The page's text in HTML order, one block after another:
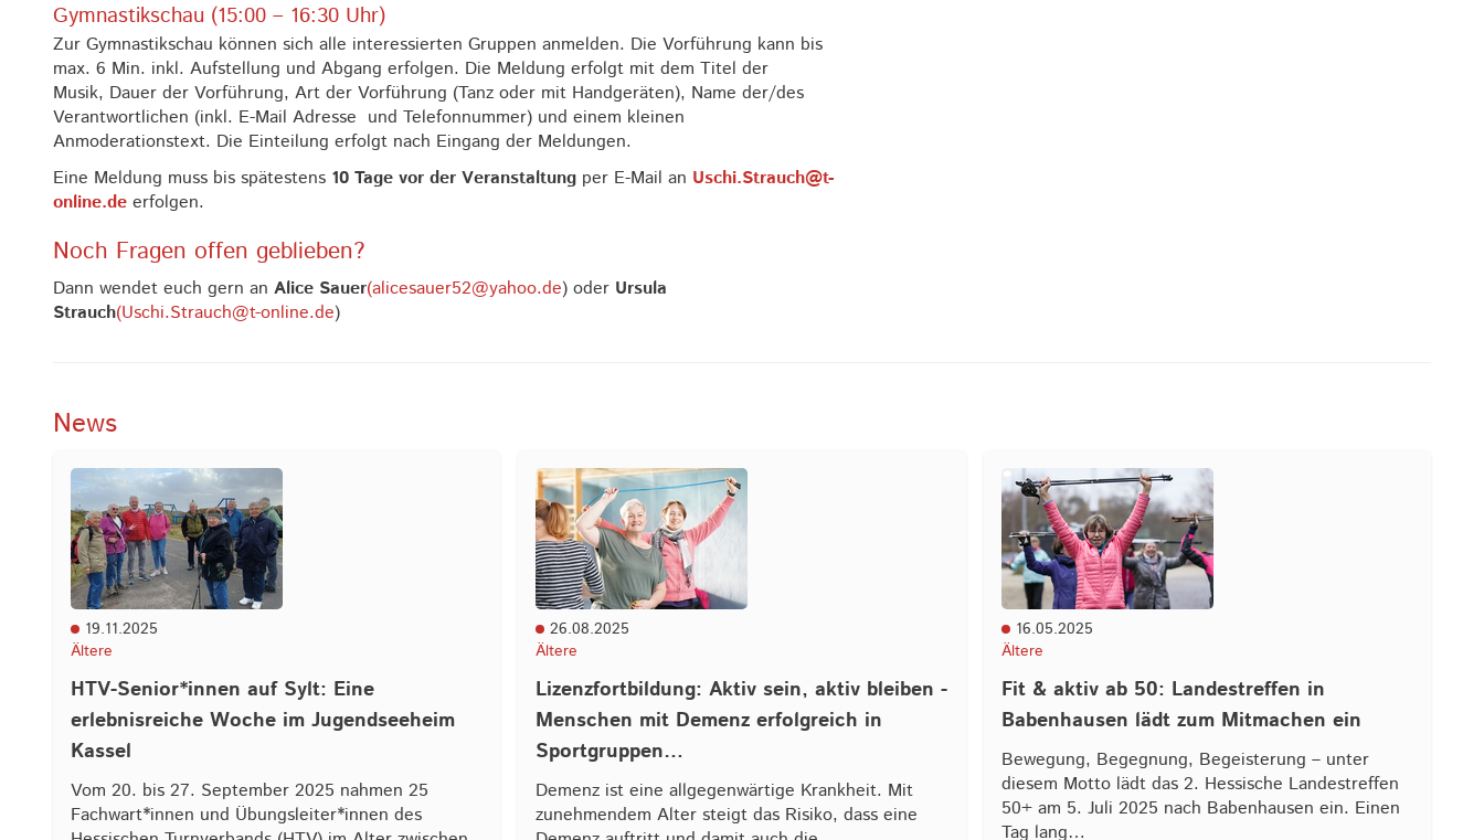
Gymnastikschau (15:00 – 16:30 Uhr)
Zur Gymnastikschau können sich alle interessierten Gruppen anmelden. Die Vorführung kann bis
max. 6 Min. inkl. Aufstellung und Abgang erfolgen. Die Meldung erfolgt mit dem Titel der
Musik, Dauer der Vorführung, Art der Vorführung (Tanz oder mit Handgeräten), Name der/des
Verantwortlichen (inkl. E-Mail Adresse und Telefonnummer) und einem kleinen
Anmoderationstext. Die Einteilung erfolgt nach Eingang der Meldungen.
Eine Meldung muss bis spätestens 10 Tage vor der Veranstaltung per E-Mail an Uschi.Strauch@t-
online.de erfolgen.
Noch Fragen offen geblieben?
Dann wendet euch gern an Alice Sauer(alicesauer52@yahoo.de) oder Ursula
Strauch(Uschi.Strauch@t-online.de)
News
19.11.2025
Ältere
HTV-Senior*innen auf Sylt: Eine
erlebnisreiche Woche im Jugendseeheim
Kassel
Vom 20. bis 27. September 2025 nahmen 25
Fachwart*innen und Übungsleiter*innen des
26.08.2025
Ältere
Lizenzfortbildung: Aktiv sein, aktiv bleiben -
Menschen mit Demenz erfolgreich in
Sportgruppen…
Demenz ist eine allgegenwärtige Krankheit. Mit
zunehmendem Alter steigt das Risiko, dass eine
16.05.2025
Ältere
Fit & aktiv ab 50: Landestreffen in
Babenhausen lädt zum Mitmachen ein
Bewegung, Begegnung, Begeisterung – unter
diesem Motto lädt das 2. Hessische Landestreffen
50+ am 5. Juli 2025 nach Babenhausen ein. Einen
Tag lang…